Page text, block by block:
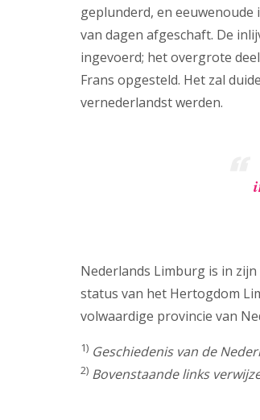
geplunderd, en
van dagen afgeschaft. De
ingevoerd; het overgrote
Frans opgesteld. Het zal
vernederlandst werden.
Nederlands Limburg is in
status van het Hertogdom
volwaardige provincie van
1) Geschiedenis van de
2) Bovenstaande links